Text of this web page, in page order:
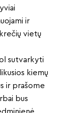
ir
vietų
sutvarkyti
kiemų
ir prašome
bus